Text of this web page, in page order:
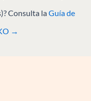
Consulta laGuía de
→